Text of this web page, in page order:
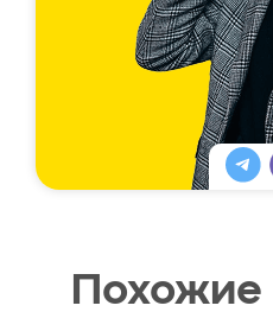
Похожие